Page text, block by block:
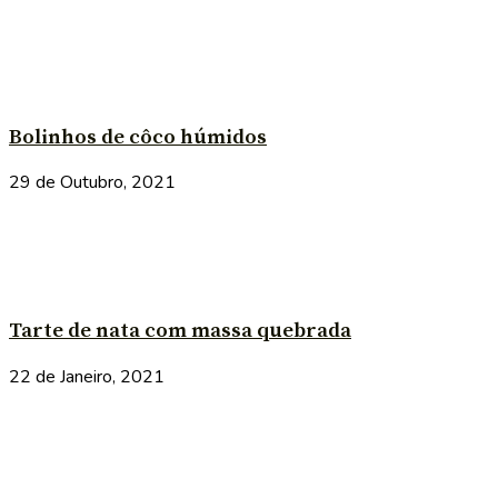
Bolinhos de côco húmidos
29 de Outubro, 2021
Tarte de nata com massa quebrada
22 de Janeiro, 2021